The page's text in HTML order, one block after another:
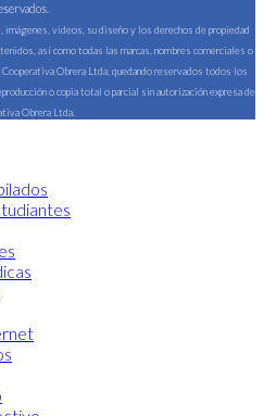
videos, su diseño y los derechos de propiedad
así como todas las marcas, nombres comerciales o
Obrera Ltda, quedando reservados todos los
o copia total o parcial sin autorización expresa de
Obrera Ltda.